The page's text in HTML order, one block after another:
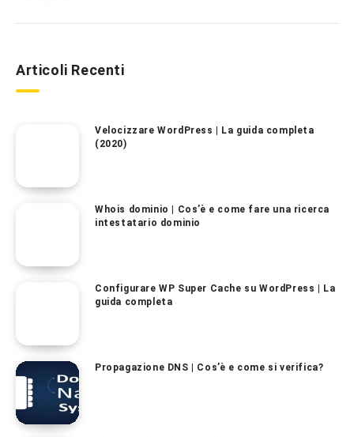
Articoli Recenti
Velocizzare WordPress | La guida completa
(2020)
Whois dominio | Cos’è e come fare una ricerca
intestatario dominio
Configurare WP Super Cache su WordPress | La
guida completa
Propagazione DNS | Cos’è e come si verifica?